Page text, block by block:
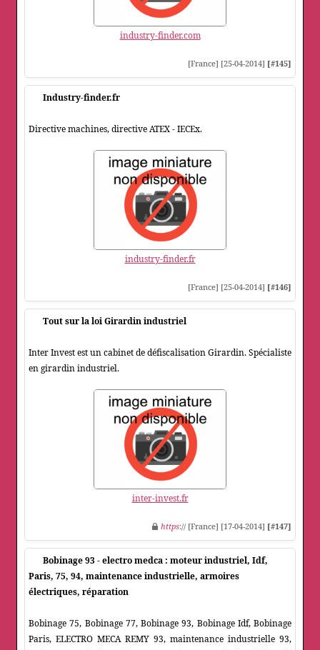
industry-finder.com
[France] [25-04-2014] [#145]
Industry-finder.fr
Directive machines, directive ATEX - IECEx.
industry-finder.fr
[France] [25-04-2014] [#146]
Tout sur la loi Girardin industriel
Inter Invest est un cabinet de défiscalisation Girardin. Spécialiste
en girardin industriel.
inter-invest.fr
https:// [France] [17-04-2014] [#147]
Bobinage 93 - electro medca : moteur industriel, Idf,
Paris, 75, 94, maintenance industrielle, armoires
électriques, réparation
Bobinage 75, Bobinage 77, Bobinage 93, Bobinage Idf, Bobinage
Paris, ELECTRO MECA REMY 93, maintenance industrielle 93,